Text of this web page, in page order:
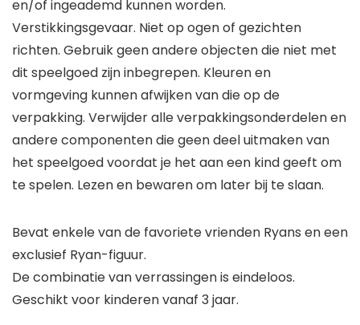
en/of ingeademd kunnen worden.
Verstikkingsgevaar. Niet op ogen of gezichten
richten. Gebruik geen andere objecten die niet met
dit speelgoed zijn inbegrepen. Kleuren en
vormgeving kunnen afwijken van die op de
verpakking. Verwijder alle verpakkingsonderdelen en
andere componenten die geen deel uitmaken van
het speelgoed voordat je het aan een kind geeft om
te spelen. Lezen en bewaren om later bij te slaan.
Bevat enkele van de favoriete vrienden Ryans en een
exclusief Ryan-figuur.
De combinatie van verrassingen is eindeloos.
Geschikt voor kinderen vanaf 3 jaar.